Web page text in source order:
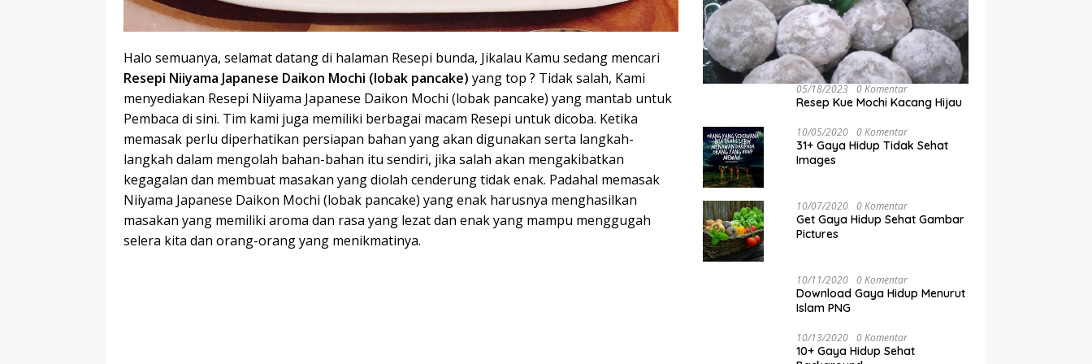
Halo semuanya, selamat datang di halaman Resepi bunda, Jikalau Kamu sedang mencari
Resepi Niiyama Japanese Daikon Mochi (lobak pancake) yang top ? Tidak salah, Kami
menyediakan Resepi Niiyama Japanese Daikon Mochi (lobak pancake) yang mantab untuk
Pembaca di sini. Tim kami juga memiliki berbagai macam Resepi untuk dicoba. Ketika
memasak perlu diperhatikan persiapan bahan yang akan digunakan serta langkah-
langkah dalam mengolah bahan-bahan itu sendiri, jika salah akan mengakibatkan
kegagalan dan membuat masakan yang diolah cenderung tidak enak. Padahal memasak
Niiyama Japanese Daikon Mochi (lobak pancake) yang enak harusnya menghasilkan
masakan yang memiliki aroma dan rasa yang lezat dan enak yang mampu menggugah
selera kita dan orang-orang yang menikmatinya.
05/18/2023 0 Komentar
Resep Kue Mochi Kacang Hijau
10/05/2020 0 Komentar
31+ Gaya Hidup Tidak Sehat
Images
10/07/2020 0 Komentar
Get Gaya Hidup Sehat Gambar
Pictures
10/11/2020 0 Komentar
Download Gaya Hidup Menurut
Islam PNG
10/13/2020 0 Komentar
10+ Gaya Hidup Sehat